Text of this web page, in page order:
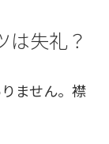
は失礼？
ません。襟